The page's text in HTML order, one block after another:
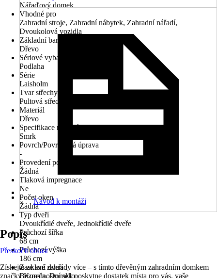
Nářaďový domek
Vhodné pro
Zahradní stroje, Zahradní nábytek, Zahradní nářadí,
Dvoukolová vozidla
Základní barva
Dřevo
Sériové vybavení
Podlaha
Série
Laisholm
Tvar střechy
Pultová střecha
Materiál
Dřevo
Specifikace materiálu
Smrk
Povrch/Povrchová úprava
-
Provedení povrchové úpravy
Žádná
Tlaková impregnace
Ne
Počet oken
Žádná
Typ dveří
Dvoukřídlé dveře, Jednokřídlé dveře
Průchozí šířka
68 cm
Průchozí výška
186 cm
Zasklení dveří
Bezpečnostní sklo
Návod k montáži
Popis
Přeskočit oblast
Získejte ze své zahrady více – s tímto dřevěným zahradním domkem
značky Konsta. Domek poskytne dostatek místa pro vás, vaše